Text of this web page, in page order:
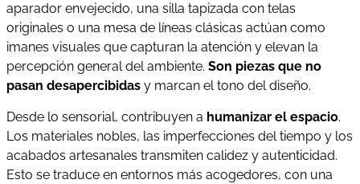
aparador envejecido, una silla tapizada con telas
originales o una mesa de líneas clásicas actúan como
imanes visuales que capturan la atención y elevan la
percepción general del ambiente. Son piezas que no
pasan desapercibidas y marcan el tono del diseño.
Desde lo sensorial, contribuyen a humanizar el espacio.
Los materiales nobles, las imperfecciones del tiempo y los
acabados artesanales transmiten calidez y autenticidad.
Esto se traduce en entornos más acogedores, con una